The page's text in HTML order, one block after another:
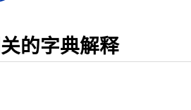
的字典解释